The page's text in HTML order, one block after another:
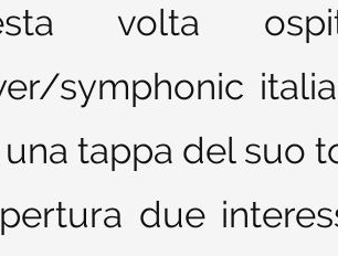
volta
symphonic
tappa del suo
due